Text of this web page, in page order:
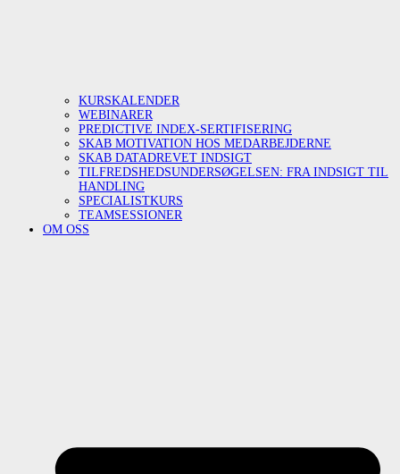
KURSKALENDER
WEBINARER
PREDICTIVE INDEX-SERTIFISERING
SKAB MOTIVATION HOS MEDARBEJDERNE
SKAB DATADREVET INDSIGT
TILFREDSHEDSUNDERSØGELSEN: FRA INDSIGT TIL
HANDLING
SPECIALISTKURS
TEAMSESSIONER
OM OSS